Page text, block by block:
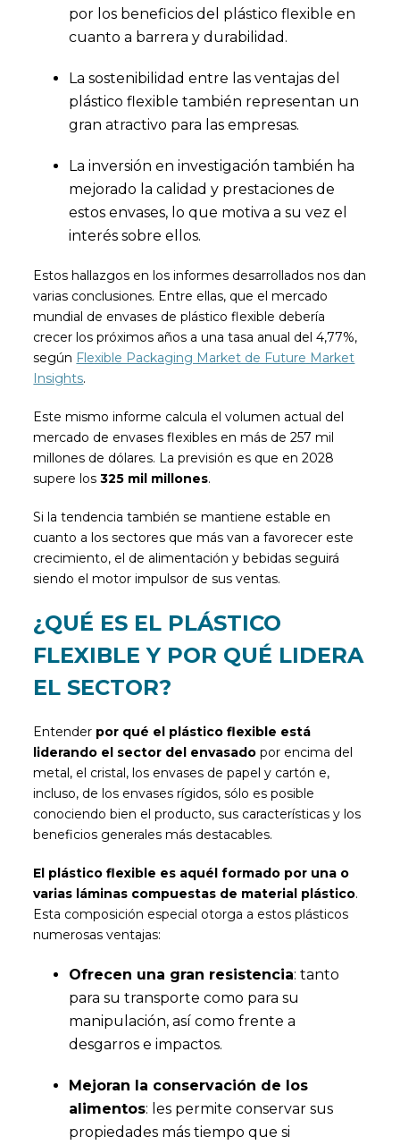
por los beneficios del plástico flexible en
cuanto a barrera y durabilidad.
La sostenibilidad entre las ventajas del
plástico flexible también representan un
gran atractivo para las empresas.
La inversión en investigación también ha
mejorado la calidad y prestaciones de
estos envases, lo que motiva a su vez el
interés sobre ellos.
Estos hallazgos en los informes desarrollados nos dan
varias conclusiones. Entre ellas, que el mercado
mundial de envases de plástico flexible debería
crecer los próximos años a una tasa anual del 4,77%,
según Flexible Packaging Market de Future Market
Insights.
Este mismo informe calcula el volumen actual del
mercado de envases flexibles en más de 257 mil
millones de dólares. La previsión es que en 2028
supere los325 mil millones.
Si la tendencia también se mantiene estable en
cuanto a los sectores que más van a favorecer este
crecimiento, el de alimentación y bebidas seguirá
siendo el motor impulsor de sus ventas.
¿QUÉ ES EL PLÁSTICO
FLEXIBLE Y POR QUÉ LIDERA
EL SECTOR?
Entender por qué el plástico flexible está
liderando el sector del envasado por encima del
metal, el cristal, los envases de papel y cartón e,
incluso, de los envases rígidos, sólo es posible
conociendo bien el producto, sus características y los
beneficios generales más destacables.
El plástico flexible es aquél formado por una o
varias láminas compuestas de material plástico.
Esta composición especial otorga a estos plásticos
numerosas ventajas:
Ofrecen una gran resistencia: tanto
para su transporte como para su
manipulación, así como frente a
desgarros e impactos.
Mejoran la conservación de los
alimentos: les permite conservar sus
propiedades más tiempo que si